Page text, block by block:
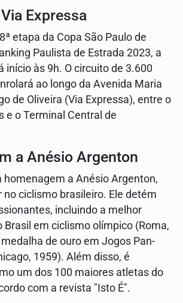
Expressa
etapa da Copa São Paulo de
Paulista de Estrada 2023, a
início às 9h. O circuito de 3.600
ao longo da Avenida Maria
de Oliveira (Via Expressa), entre o
e o Terminal Central de
a Anésio Argenton
homenagem a Anésio Argenton,
no ciclismo brasileiro. Ele detém
incluindo a melhor
Brasil em ciclismo olímpico (Roma,
de ouro em Jogos Pan-
1959). Além disso, é
um dos 100 maiores atletas do
com a revista "Isto É".